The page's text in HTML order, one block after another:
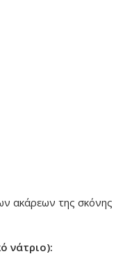
ακάρεων της σκόνης
νάτριο):